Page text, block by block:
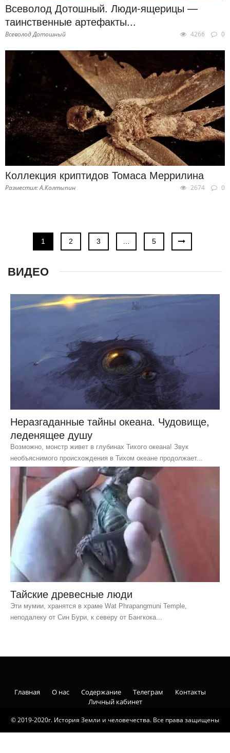
Всеволод Дотошный. Люди-ящерицы —
таинственные артефакты...
Всеволод Дотошный 4266 0
Коллекция криптидов Томаса Меррилина
Разместил: А.Колтыпин 2674 0
1 2 3 5
ВИДЕО
Неразгаданные тайны океана. Чудовище,
леденящее душу
Возможно, монстр живет в глубинах Тихого океана! Звук
необъяснимого происхождения в Тихом океане продолжает...
Тайские древесные люди
Эти мумии, хранятся в храме Wat Phrapangmuni Temple,
неподалеку от Син Бури, к северу от Бангкока...
© 2019-2020г. История Земли и человечества. Все права защищены
Главная О нас Содержание Телеграм
Контакты
Личный кабинет